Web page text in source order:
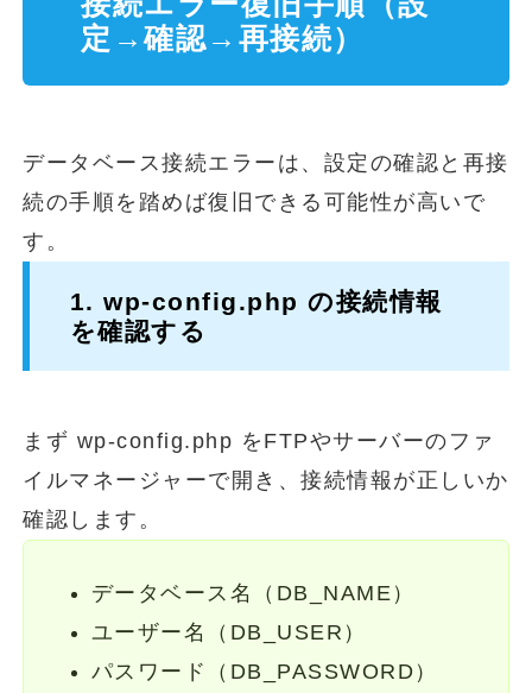
定→確認→再接続）
データベース接続エラーは、設定の確認と再接
続の手順を踏めば復旧できる可能性が高いで
す。
1. wp-config.php の接続情報
を確認する
まず wp-config.php をFTPやサーバーのファ
イルマネージャーで開き、接続情報が正しいか
確認します。
データベース名（DB_NAME）
ユーザー名（DB_USER）
パスワード（DB_PASSWORD）